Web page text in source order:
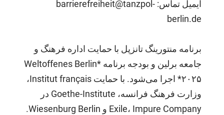
ایمیل تماس: barrierefreiheit@tanzpol-
berlin.de
برنامه منتورینگ تانزپل با حمایت اداره فرهنگ و
جامعه برلین و بودجه برنامه *Weltoffenes Berlin
۲۰۲۵* اجرا می‌شود. با حمایت Institut français،
وزارت فرهنگ فرانسه، Goethe-Institute در
Exile، Impure Company و Wiesenburg Berlin.